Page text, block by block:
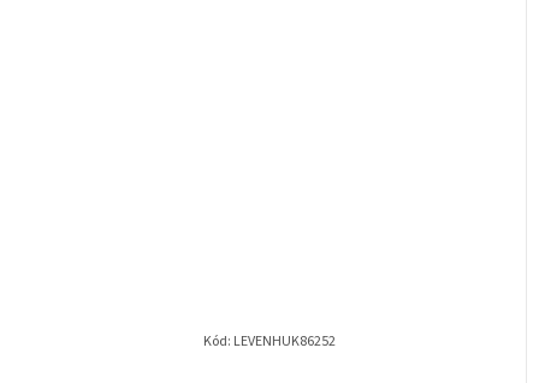
Kód: LEVENHUK86252